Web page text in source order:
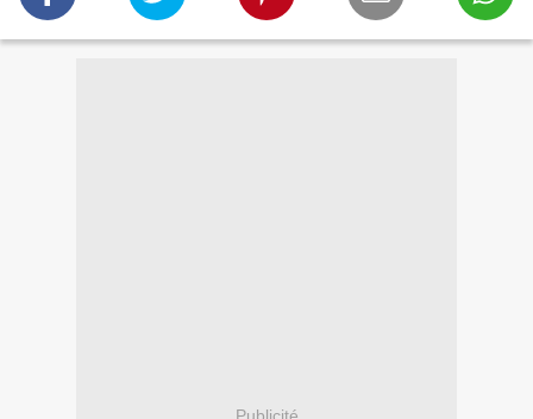
Publicité